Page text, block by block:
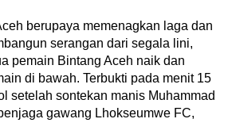
berupaya memenagkan laga dan
serangan dari segala lini,
pemain Bintang Aceh naik dan
di bawah. Terbukti pada menit 15
setelah sontekan manis Muhammad
gawang Lhokseumwe FC,